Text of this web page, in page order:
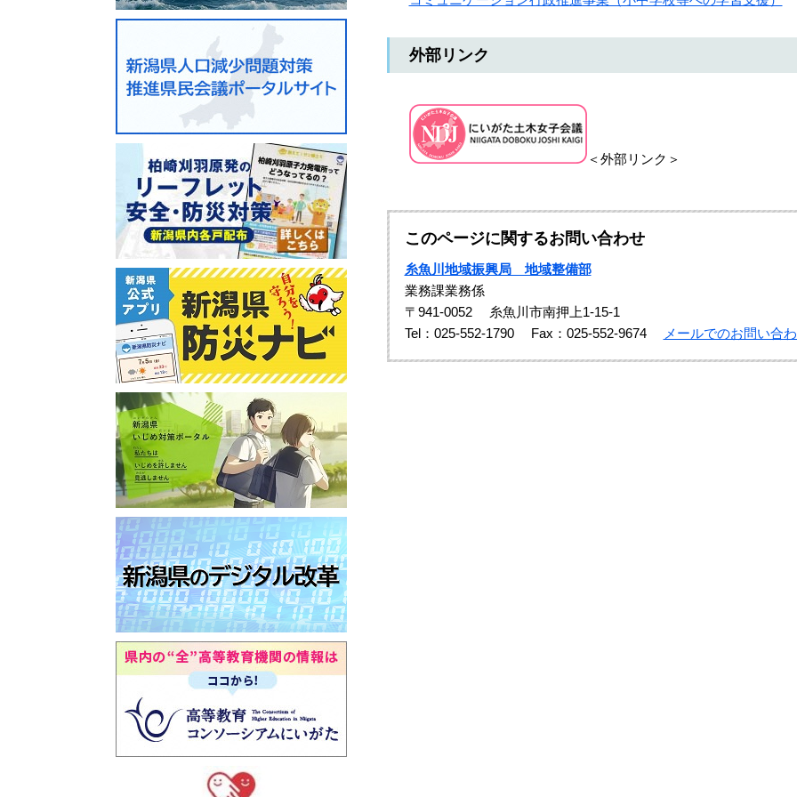
外部リンク
＜外部リンク＞
このページに関するお問い合わせ
糸魚川地域振興局 地域整備部
業務課業務係
〒941-0052
糸魚川市南押上1-15-1
Tel：025-552-1790
Fax：025-552-9674 メールでのお問い合